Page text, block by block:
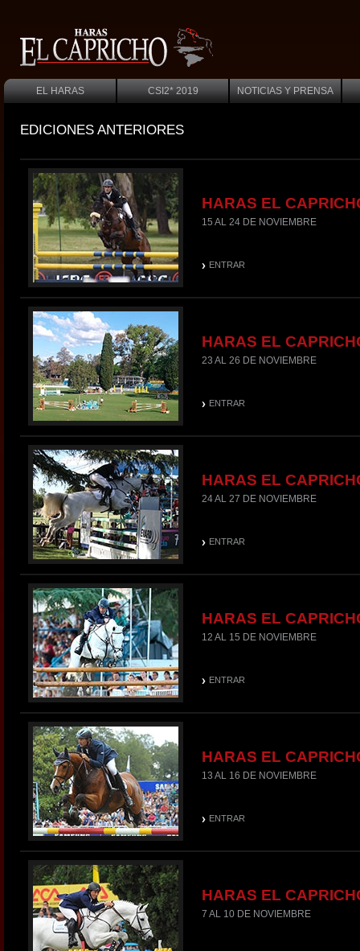
EL HARAS CSI2* 2019 NOTICIAS Y PRENSA
EDICIONES ANTERIORES
HARAS EL
15 AL 24 DE NOVIEMBRE
ENTRAR
HARAS EL
23 AL 26 DE NOVIEMBRE
ENTRAR
HARAS EL
24 AL 27 DE NOVIEMBRE
ENTRAR
HARAS EL
12 AL 15 DE NOVIEMBRE
ENTRAR
HARAS EL
13 AL 16 DE NOVIEMBRE
ENTRAR
HARAS EL
7 AL 10 DE NOVIEMBRE